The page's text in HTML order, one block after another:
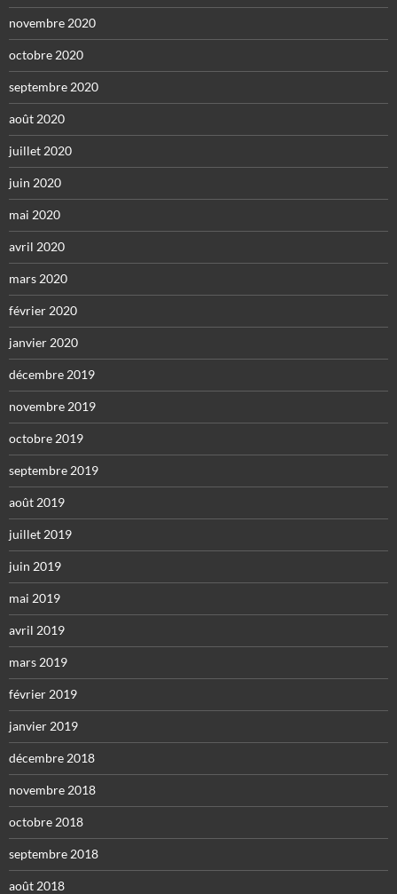
novembre 2020
octobre 2020
septembre 2020
août 2020
juillet 2020
juin 2020
mai 2020
avril 2020
mars 2020
février 2020
janvier 2020
décembre 2019
novembre 2019
octobre 2019
septembre 2019
août 2019
juillet 2019
juin 2019
mai 2019
avril 2019
mars 2019
février 2019
janvier 2019
décembre 2018
novembre 2018
octobre 2018
septembre 2018
août 2018